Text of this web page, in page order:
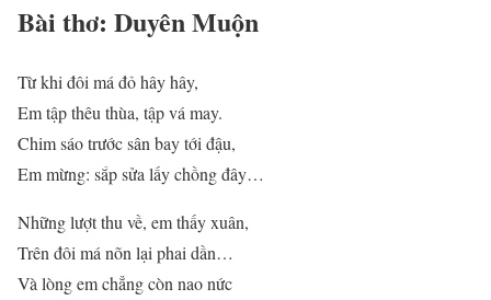
Bài thơ: Duyên Muộn
Từ khi đôi má đỏ hây hây,
Em tập thêu thùa, tập vá may.
Chim sáo trước sân bay tới đậu,
Em mừng: sắp sửa lấy chồng đây…
Những lượt thu về, em thấy xuân,
Trên đôi má nõn lại phai dần…
Và lòng em chẳng còn nao nức